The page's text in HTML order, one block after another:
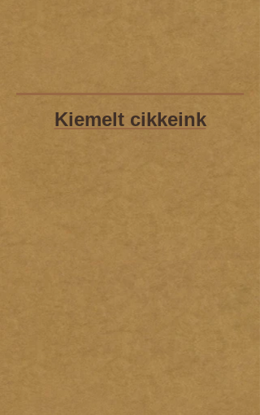
Kiemelt cikkeink